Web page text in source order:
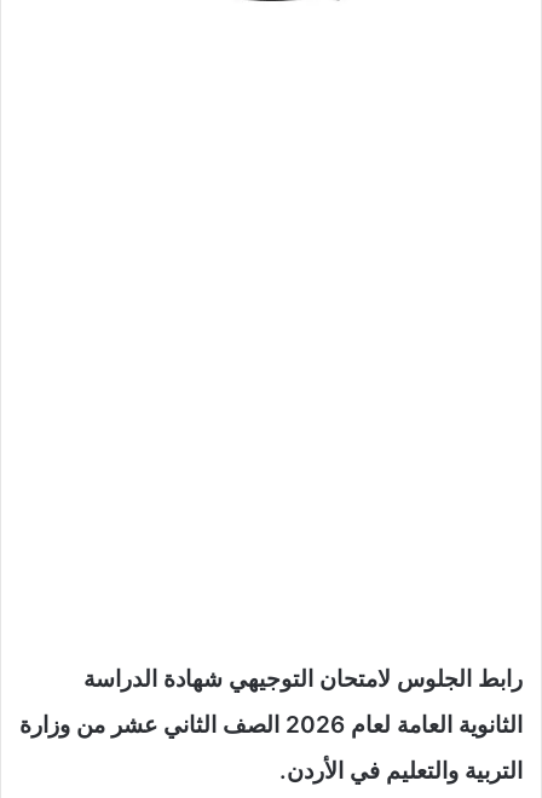
رابط الجلوس لامتحان التوجيهي شهادة الدراسة
الثانوية العامة لعام 2026 الصف الثاني عشر من وزارة
التربية والتعليم في الأردن.